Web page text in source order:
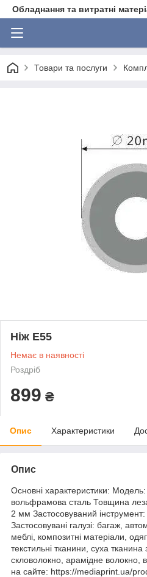
Обладнання та витратні
Товари та послуги
Ніж E55
Немає в наявності
Роздріб
899 ₴
Опис Характеристики
Опис
Основні характеристики:
вольфрамова сталь Товщина
2 мм Застосовуваний інструмент:
Застосовувані галузі: багаж,
меблі, композитні матеріали,
текстильні тканини, суха тканина
скловолокно, арамідне волокно,
на сайте: https://mediaprint.ua/